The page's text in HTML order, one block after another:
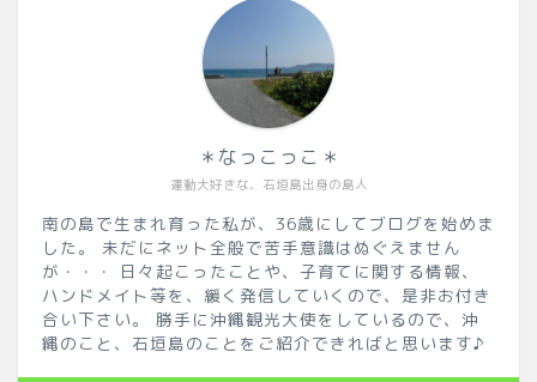
運動大好きな、石垣島出身の島人
＊なっこっこ＊
南の島で生まれ育った私が、36歳にしてブログを始めま
した。 未だにネット全般で苦手意識はぬぐえません
が・・・ 日々起こったことや、子育てに関する情報、
ハンドメイト等を、緩く発信していくので、是非お付き
合い下さい。 勝手に沖縄観光大使をしているので、沖
縄のこと、石垣島のことをご紹介できればと思います♪